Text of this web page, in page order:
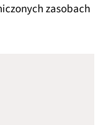
zasobach